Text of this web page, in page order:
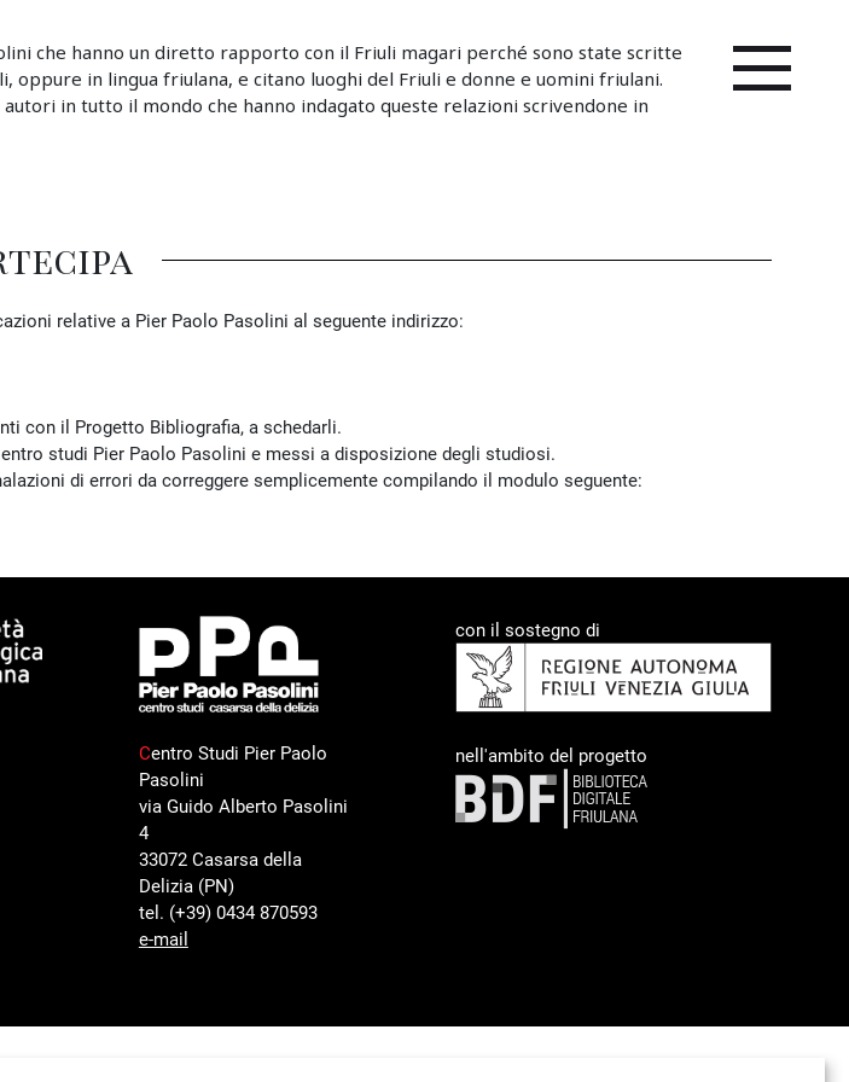
che hanno un diretto rapporto con il Friuli magari perché sono state scritte
oppure in lingua friulana, e citano luoghi del Friuli e donne e uomini friulani.
in tutto il mondo che hanno indagato queste relazioni scrivendone in
relative a Pier Paolo Pasolini al seguente indirizzo:
con il Progetto Bibliografia, a schedarli.
studi Pier Paolo Pasolini e messi a disposizione degli studiosi.
di errori da correggere semplicemente compilando il modulo seguente:
Centro Studi Pier Paolo
Pasolini
via Guido Alberto Pasolini
4
33072 Casarsa della
Delizia (PN)
tel. (+39) 0434 870593
e-mail
con il sostegno di
nell'ambito del progetto